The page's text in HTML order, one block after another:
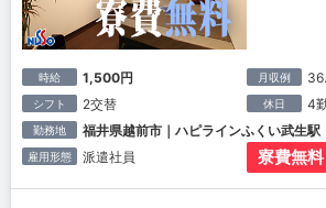
時給 1,500円 月収例
シフト 2交替 休日 4
勤務地 福井県越前市｜ハピラインふくい武生駅
雇用形態 派遣社員 寮費無料